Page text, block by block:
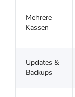
Mehrere
Kassen
Updates &
Backups